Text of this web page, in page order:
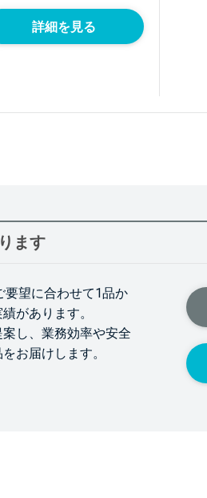
詳細を見る
ます
要望に合わせて1品か
があります。
し、業務効率や安全
お届けします。